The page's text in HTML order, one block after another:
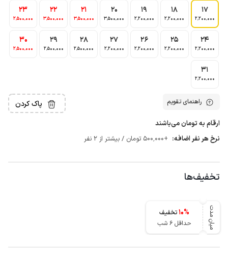
17
2٬200٬000
18
2٬200٬000
19
2٬200٬000
20
3٬500٬000
21
3٬500٬000
22
3٬500٬000
23
2٬500٬000
24
2٬200٬000
25
2٬200٬000
26
2٬200٬000
27
2٬200٬000
28
2٬500٬000
29
2٬500٬000
30
2٬500٬000
31
2٬200٬000
راهنمای تقویم پاک کردن
ارقام به تومان می‌باشند
نرخ هر نفر اضافه: +500٬000 تومان / بیشتر از 2 نفر
تخفیف‌ها
میان مدت 10%
تخفیف
حداقل 6 شب